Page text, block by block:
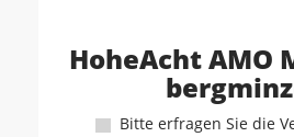
HoheAcht AMO
Bitte erfragen Sie die